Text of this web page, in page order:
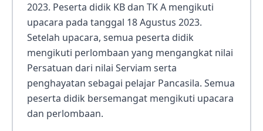
2023. Peserta didik KB dan TK A mengikuti
upacara pada tanggal 18 Agustus 2023.
Setelah upacara, semua peserta didik
mengikuti perlombaan yang mengangkat nilai
Persatuan dari nilai Serviam serta
penghayatan sebagai pelajar Pancasila. Semua
peserta didik bersemangat mengikuti upacara
dan perlombaan.